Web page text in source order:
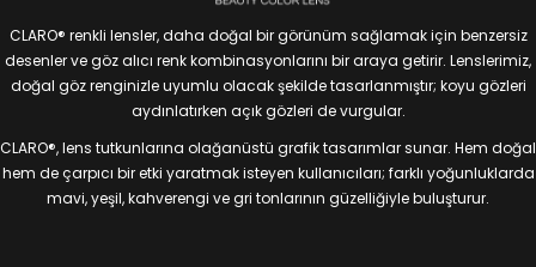
CLARO® renkli lensler, daha doğal bir görünüm sağlamak için benzersiz
desenler ve göz alıcı renk kombinasyonlarını bir araya getirir. Lenslerimiz,
doğal göz renginizle uyumlu olacak şekilde tasarlanmıştır; koyu gözleri
aydınlatırken açık gözleri de vurgular.
CLARO®, lens tutkunlarına olağanüstü grafik tasarımlar sunar. Hem doğal
hem de çarpıcı bir etki yaratmak isteyen kullanıcıları; farklı yoğunluklarda
mavi, yeşil, kahverengi ve gri tonlarının güzelliğiyle buluşturur.